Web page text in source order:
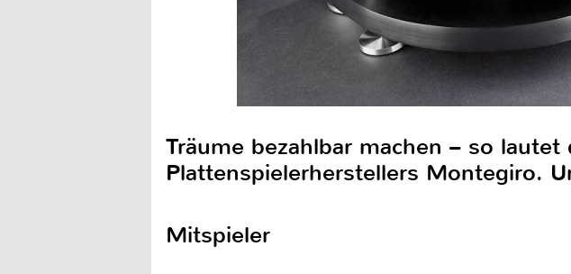
Träume bezahlbar machen – so
Plattenspielerherstellers Montegiro.
Mitspieler